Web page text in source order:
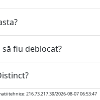
să fiu deblocat?
tehnice: 216.73.217.39/2026-08-07 06:53:47